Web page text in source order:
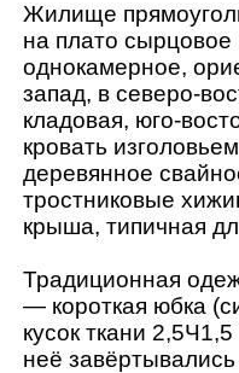
Жилище
на плато
однокамерное,
запад, в северо-
кладовая, юго-
кровать
деревянное
тростниковые
крыша, типичная
Традиционная
— короткая юбка
кусок ткани
неё